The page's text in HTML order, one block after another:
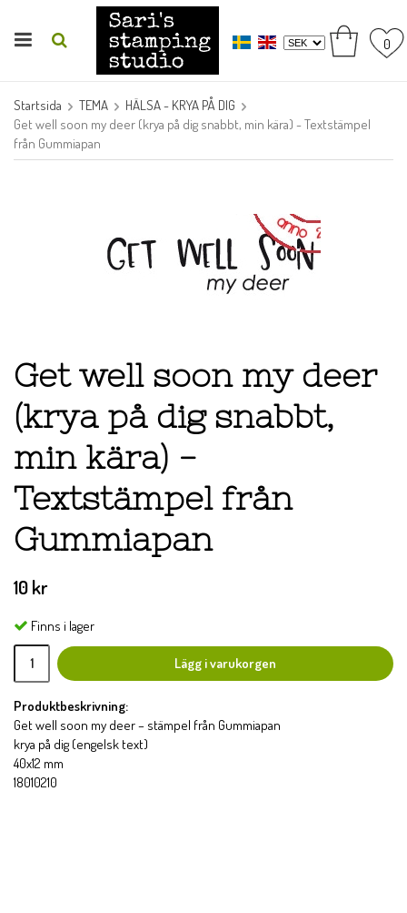
0
Startsida TEMA
HÄLSA - KRYA PÅ DIG
Get well soon my deer (krya på dig snabbt, min kära) - Textstämpel
från Gummiapan
Get well soon my deer
(krya på dig snabbt,
min kära) -
Textstämpel från
Gummiapan
10 kr
Finns i lager
Lägg i varukorgen
Produktbeskrivning:
Get well soon my deer – stämpel från Gummiapan
krya på dig (engelsk text)
40x12 mm
18010210